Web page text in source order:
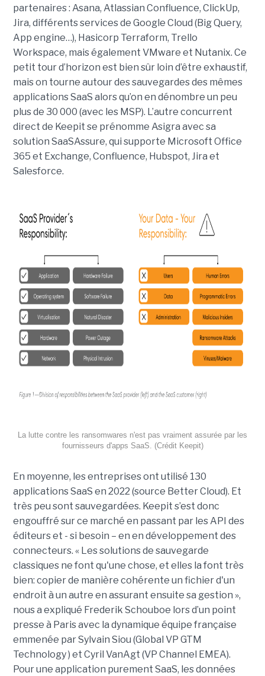
partenaires : Asana, Atlassian Confluence, ClickUp,
Jira, différents services de Google Cloud (Big Query,
App engine…), Hasicorp Terraform, Trello
Workspace, mais également VMware et Nutanix. Ce
petit tour d’horizon est bien sûr loin d’être exhaustif,
mais on tourne autour des sauvegardes des mêmes
applications SaaS alors qu’on en dénombre un peu
plus de 30 000 (avec les MSP). L’autre concurrent
direct de Keepit se prénomme Asigra avec sa
solution SaaSAssure, qui supporte Microsoft Office
365 et Exchange, Confluence, Hubspot, Jira et
Salesforce.
La lutte contre les ransomwares n'est pas vraiment assurée par les
fournisseurs d'apps SaaS. (Crédit Keepit)
En moyenne, les entreprises ont utilisé 130
applications SaaS en 2022 (source Better Cloud). Et
très peu sont sauvegardées. Keepit s’est donc
engouffré sur ce marché en passant par les API des
éditeurs et - si besoin – en en développement des
connecteurs. « Les solutions de sauvegarde
classiques ne font qu'une chose, et elles la font très
bien: copier de manière cohérente un fichier d'un
endroit à un autre en assurant ensuite sa gestion »,
nous a expliqué Frederik Schouboe lors d’un point
presse à Paris avec la dynamique équipe française
emmenée par Sylvain Siou (Global VP GTM
Technology ) et Cyril VanAgt (VP Channel EMEA).
Pour une application purement SaaS, les données